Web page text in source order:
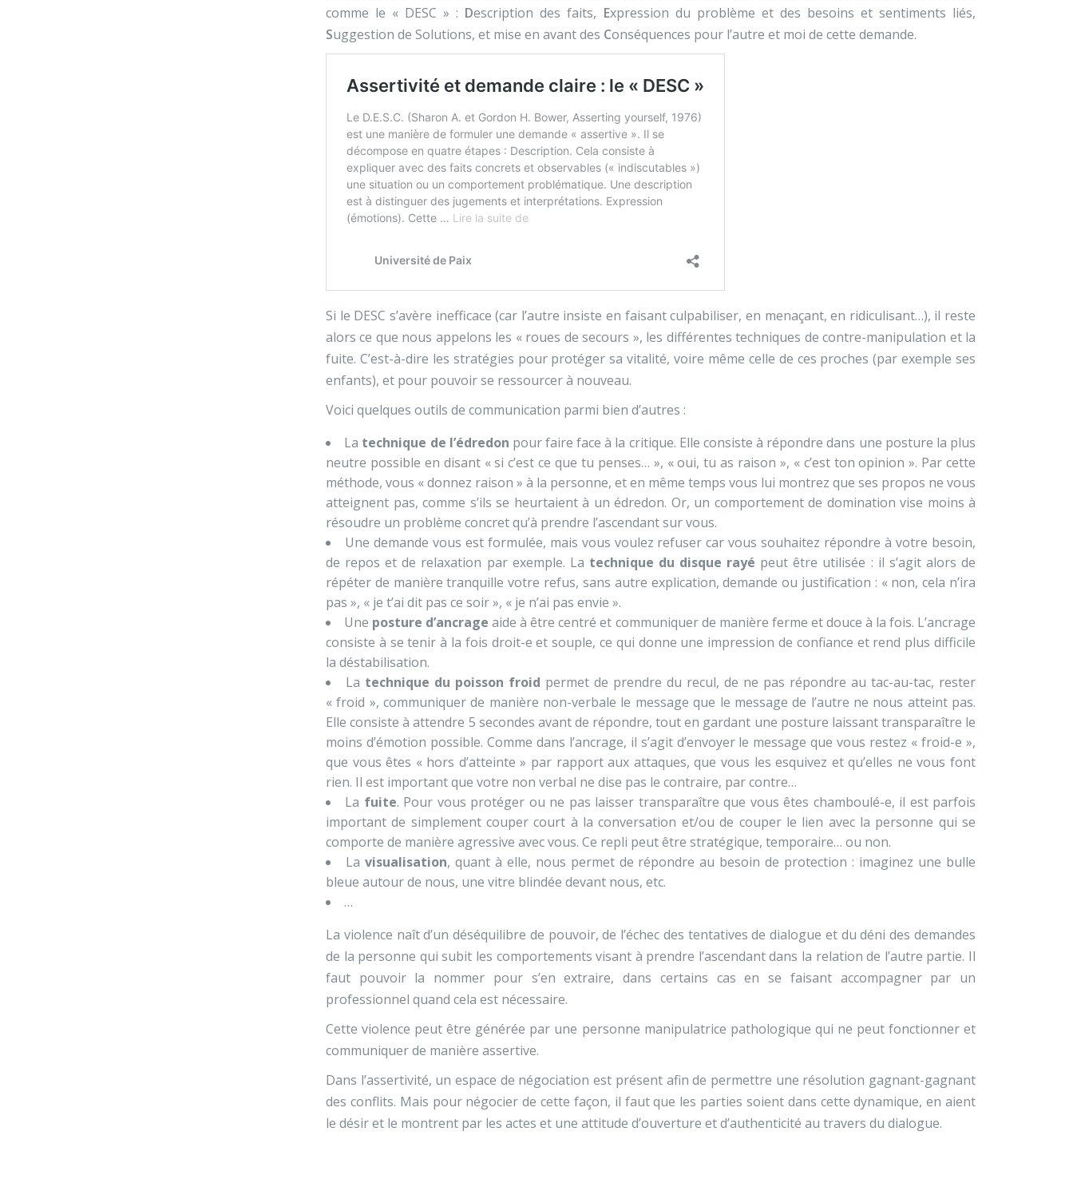
comme le « DESC » : Description des faits, Expression du problème et des besoins et sentiments liés,
Suggestion de Solutions, et mise en avant des Conséquences pour l’autre et moi de cette demande.
Si le DESC s’avère inefficace (car l’autre insiste en faisant culpabiliser, en menaçant, en ridiculisant…), il reste
alors ce que nous appelons les « roues de secours », les différentes techniques de contre-manipulation et la
fuite. C’est-à-dire les stratégies pour protéger sa vitalité, voire même celle de ces proches (par exemple ses
enfants), et pour pouvoir se ressourcer à nouveau.
Voici quelques outils de communication parmi bien d’autres :
La technique de l’édredon pour faire face à la critique. Elle consiste à répondre dans une posture la plus
neutre possible en disant « si c’est ce que tu penses… », « oui, tu as raison », « c’est ton opinion ». Par cette
méthode, vous « donnez raison » à la personne, et en même temps vous lui montrez que ses propos ne vous
atteignent pas, comme s’ils se heurtaient à un édredon. Or, un comportement de domination vise moins à
résoudre un problème concret qu’à prendre l’ascendant sur vous.
Une demande vous est formulée, mais vous voulez refuser car vous souhaitez répondre à votre besoin,
de repos et de relaxation par exemple. La technique du disque rayé peut être utilisée : il s’agit alors de
répéter de manière tranquille votre refus, sans autre explication, demande ou justification : « non, cela n’ira
pas », « je t’ai dit pas ce soir », « je n’ai pas envie ».
Une posture d’ancrage aide à être centré et communiquer de manière ferme et douce à la fois. L’ancrage
consiste à se tenir à la fois droit-e et souple, ce qui donne une impression de confiance et rend plus difficile
la déstabilisation.
La technique du poisson froid permet de prendre du recul, de ne pas répondre au tac-au-tac, rester
« froid », communiquer de manière non-verbale le message que le message de l’autre ne nous atteint pas.
Elle consiste à attendre 5 secondes avant de répondre, tout en gardant une posture laissant transparaître le
moins d’émotion possible. Comme dans l’ancrage, il s’agit d’envoyer le message que vous restez « froid-e »,
que vous êtes « hors d’atteinte » par rapport aux attaques, que vous les esquivez et qu’elles ne vous font
rien. Il est important que votre non verbal ne dise pas le contraire, par contre…
La fuite. Pour vous protéger ou ne pas laisser transparaître que vous êtes chamboulé-e, il est parfois
important de simplement couper court à la conversation et/ou de couper le lien avec la personne qui se
comporte de manière agressive avec vous. Ce repli peut être stratégique, temporaire… ou non.
La visualisation, quant à elle, nous permet de répondre au besoin de protection : imaginez une bulle
bleue autour de nous, une vitre blindée devant nous, etc.
…
La violence naît d’un déséquilibre de pouvoir, de l’échec des tentatives de dialogue et du déni des demandes
de la personne qui subit les comportements visant à prendre l’ascendant dans la relation de l’autre partie. Il
faut pouvoir la nommer pour s’en extraire, dans certains cas en se faisant accompagner par un
professionnel quand cela est nécessaire.
Cette violence peut être générée par une personne manipulatrice pathologique qui ne peut fonctionner et
communiquer de manière assertive.
Dans l’assertivité, un espace de négociation est présent afin de permettre une résolution gagnant-gagnant
des conflits. Mais pour négocier de cette façon, il faut que les parties soient dans cette dynamique, en aient
le désir et le montrent par les actes et une attitude d’ouverture et d’authenticité au travers du dialogue.